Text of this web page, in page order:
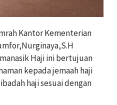
Kantor Kementerian
Haji ini bertujuan
kepada jemaah haji
haji sesuai dengan